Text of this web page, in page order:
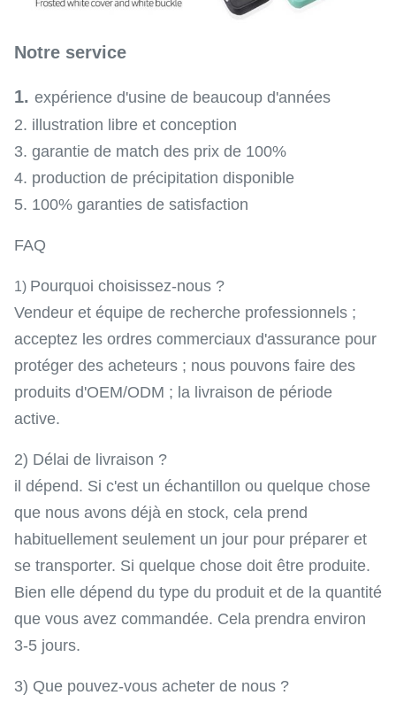
Notre service
1. expérience d'usine de beaucoup d'années
2. illustration libre et conception
3. garantie de match des prix de 100%
4. production de précipitation disponible
5. 100% garanties de satisfaction
FAQ
1) Pourquoi choisissez-nous ?
Vendeur et équipe de recherche professionnels ;
acceptez les ordres commerciaux d'assurance pour
protéger des acheteurs ; nous pouvons faire des
produits d'OEM/ODM ; la livraison de période
active.
2) Délai de livraison ?
il dépend. Si c'est un échantillon ou quelque chose
que nous avons déjà en stock, cela prend
habituellement seulement un jour pour préparer et
se transporter. Si quelque chose doit être produite.
Bien elle dépend du type du produit et de la quantité
que vous avez commandée. Cela prendra environ
3-5 jours.
3) Que pouvez-vous acheter de nous ?